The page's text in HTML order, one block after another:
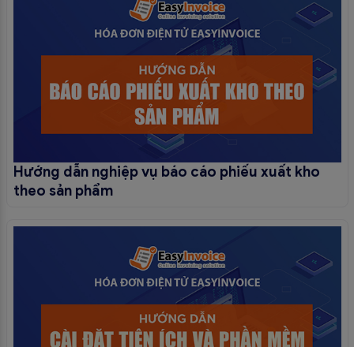
Hướng dẫn nghiệp vụ báo cáo phiếu xuất kho
theo sản phẩm